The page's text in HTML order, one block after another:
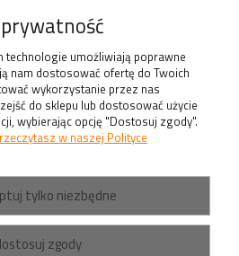
technologie umożliwiają poprawne
nam dostosować ofertę do Twoich
wykorzystanie przez nas
do sklepu lub dostosować użycie
wybierając opcję "Dostosuj zgody".
w naszej Polityce
tylko niezbędne
zgody